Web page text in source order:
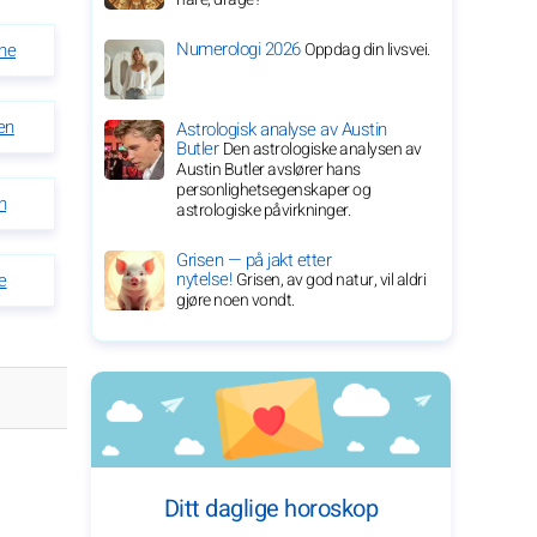
Numerologi 2026Oppdag din livsvei.
Astrologisk analyse av Austin
ButlerDen astrologiske analysen av
Austin Butler avslører hans
personlighetsegenskaper og
astrologiske påvirkninger.
Grisen — på jakt etter
nytelse!Grisen, av god natur, vil aldri
gjøre noen vondt.
Ditt daglige horoskop